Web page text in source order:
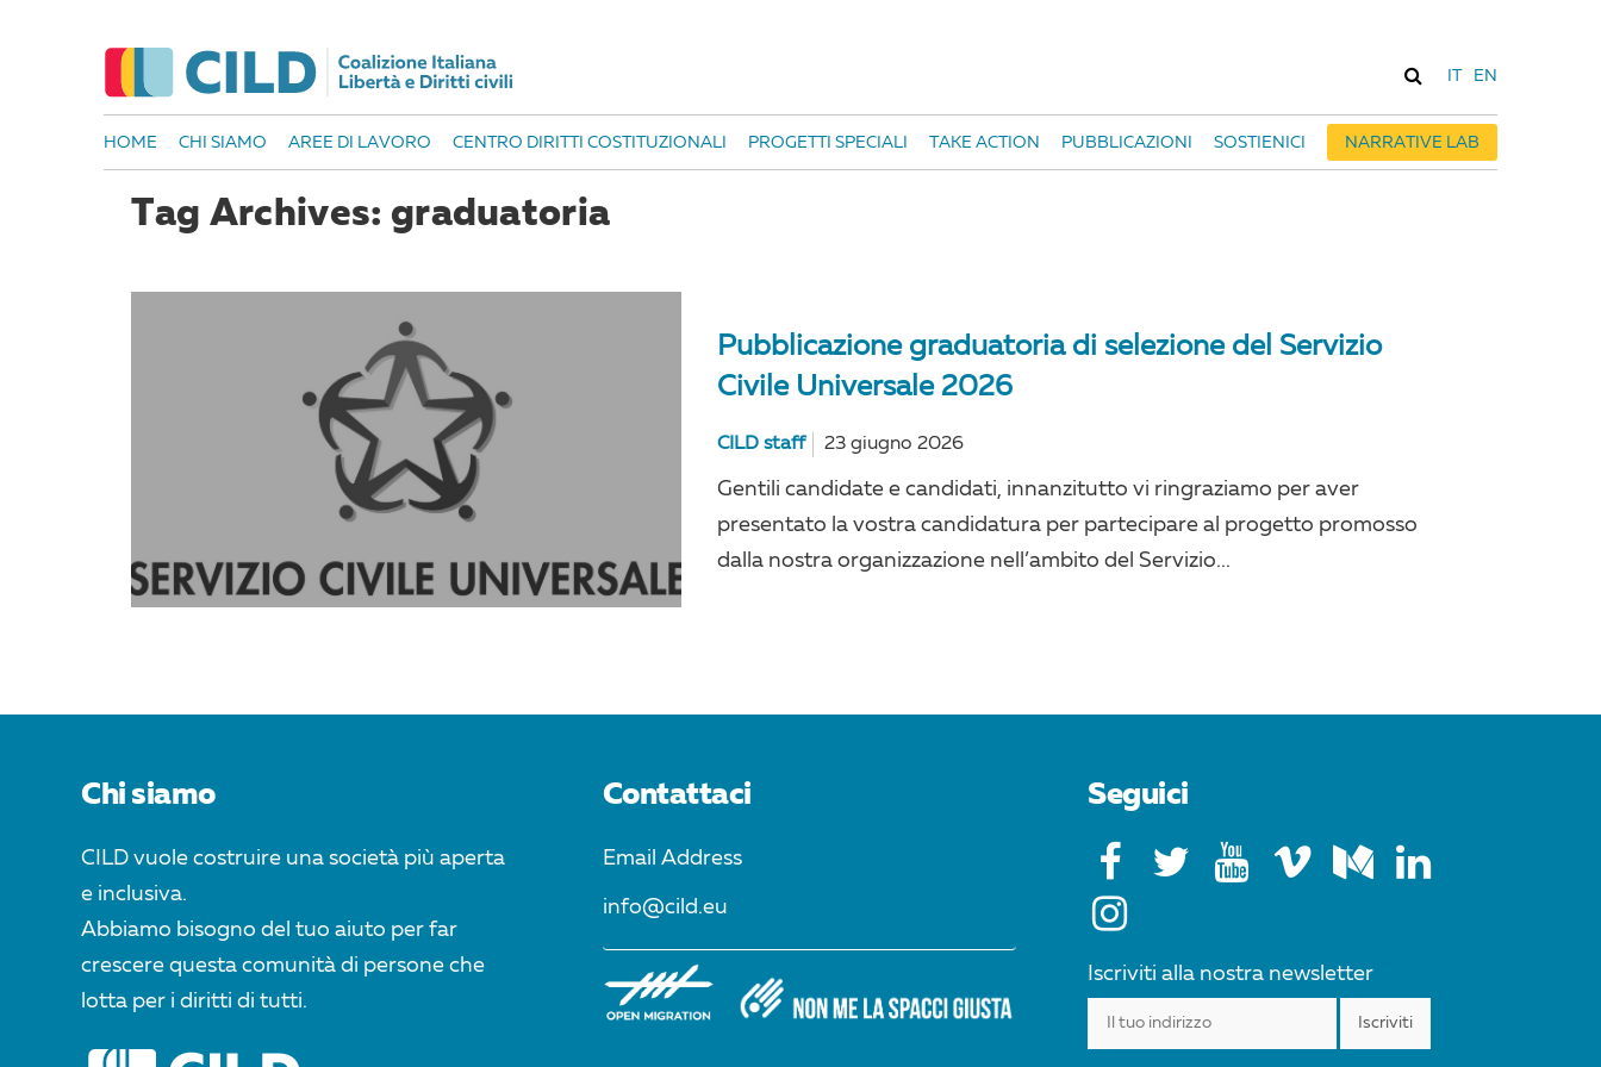
EN
HOME CHI SIAMO AREE DI LAVORO CENTRO DIRITTI COSTITUZIONALI PROGETTI SPECIALI TAKE ACTION PUBBLICAZIONI SOSTIENICI NARRATIVE LAB
Tag Archives: graduatoria
Pubblicazione graduatoria di selezione del Servizio
Civile Universale 2026
CILD staff 23 giugno 2026
Gentili candidate e candidati, innanzitutto vi ringraziamo per aver
presentato la vostra candidatura per partecipare al progetto promosso
dalla nostra organizzazione nell’ambito del Servizio...
Chi siamo
CILD vuole costruire una società più aperta
e inclusiva.
Abbiamo bisogno del tuo aiuto per far
crescere questa comunità di persone che
lotta per i diritti di tutti.
Contattaci
Email Address
info@cild.eu
Seguici
Iscriviti alla nostra newsletter